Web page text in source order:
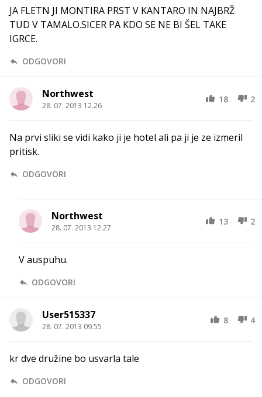
JA FLETN JI MONTIRA PRST V KANTARO IN NAJBRŽ
TUD V TAMALO.SICER PA KDO SE NE BI ŠEL TAKE
IGRCE.
ODGOVORI
Northwest
28. 07. 2013 12.26
18 2
Na prvi sliki se vidi kako ji je hotel ali pa ji je ze izmeril
pritisk.
ODGOVORI
Northwest
28. 07. 2013 12.27
13 2
V auspuhu.
ODGOVORI
User515337
28. 07. 2013 09.55
8 4
kr dve družine bo usvarla tale
ODGOVORI